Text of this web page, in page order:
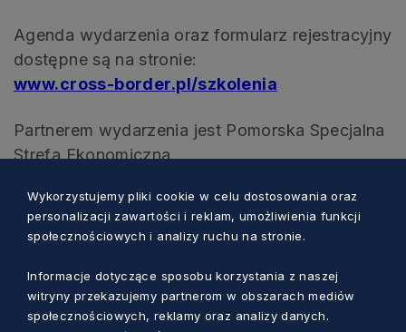
Agenda wydarzenia oraz formularz rejestracyjny
dostępne są na stronie:
www.cross-border.pl/szkolenia
Partnerem wydarzenia jest Pomorska Specjalna
Strefa Ekonomiczna.
Zobacz również
Wykorzystujemy pliki cookie w celu dostosowania oraz
personalizacji zawartości i reklam, umożliwienia funkcji
społecznościowych i analizy ruchu na stronie.
Informacje dotyczące sposobu korzystania z naszej
witryny przekazujemy partnerom w obszarach mediów
społecznościowych, reklamy oraz analizy danych.